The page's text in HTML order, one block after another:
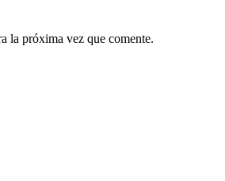
la próxima vez que comente.